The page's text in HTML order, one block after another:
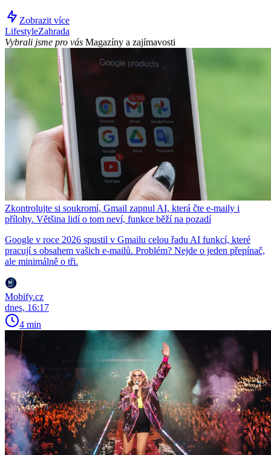
Zobrazit více
LifestyleZahrada
Vybrali jsme pro vás Magazíny a zajímavosti
Zkontrolujte si soukromí, Gmail zapnul AI, která čte e-maily i
přílohy. Většina lidí o tom neví, funkce běží na pozadí
Google v roce 2026 spustil v Gmailu celou řadu AI funkcí, které
pracují s obsahem vašich e-mailů. Problém? Nejde o jeden přepínač,
ale minimálně o tři.
Mobify.cz
dnes, 16:17
4 min